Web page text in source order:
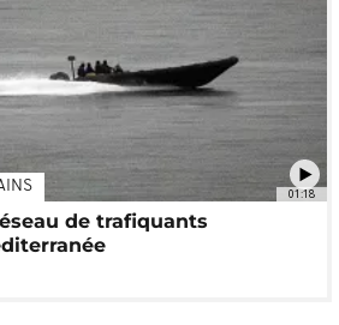
01:18
de trafiquants